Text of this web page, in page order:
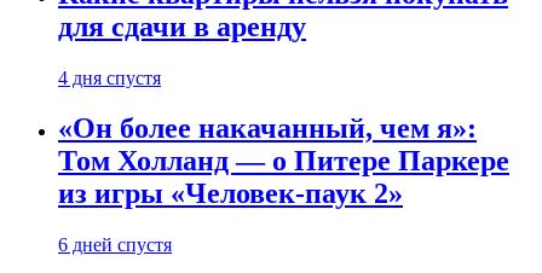
для сдачи в аренду
4 дня спустя
«Он более накачанный, чем я»:
Том Холланд — о Питере Паркере
из игры «Человек-паук 2»
6 дней спустя